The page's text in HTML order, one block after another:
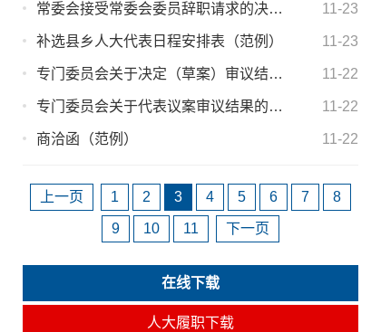
常委会接受常委会委员辞职请求的决定（范例） 11-23
补选县乡人大代表日程安排表（范例） 11-23
专门委员会关于决定（草案）审议结果的报告（范例） 11-22
专门委员会关于代表议案审议结果的报告（范例） 11-22
商洽函（范例） 11-22
上一页 1 2 3 4 5 6 7 8
9 10 11 下一页
在线下载
人大履职下载